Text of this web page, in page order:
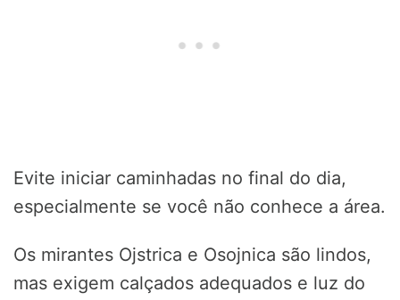
Evite iniciar caminhadas no final do dia,
especialmente se você não conhece a área.
Os mirantes Ojstrica e Osojnica são lindos,
mas exigem calçados adequados e luz do